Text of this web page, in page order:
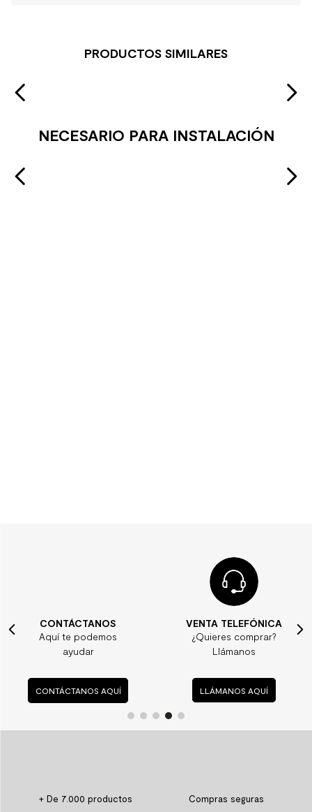
PRODUCTOS SIMILARES
NECESARIO PARA INSTALACIÓN
CONTÁCTANOS
Aquí te podemos
ayudar
CONTÁCTANOS AQUÍ
VENTA TELEFÓNICA
¿Quieres comprar?
Llámanos
LLÁMANOS AQUÍ
+ De 7.000 productos Compras seguras